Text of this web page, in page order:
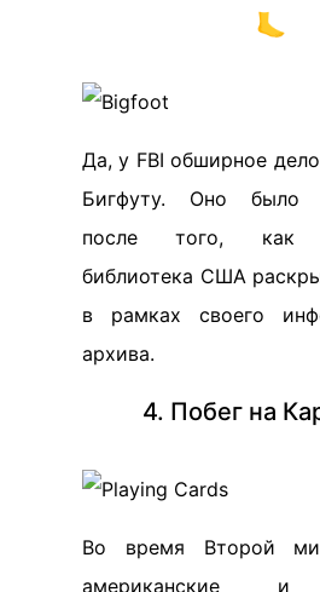
🦶
Да, у FBI обширное
Бигфуту. Оно было
после того, как
библиотека США
в рамках своего
архива.
4. Побег на
Во время Второй
американские и